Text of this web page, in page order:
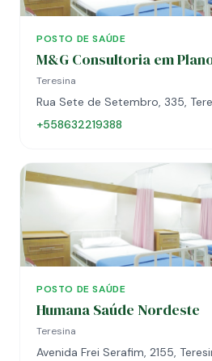
POSTO DE SAÚDE
M&G Consultoria em
Teresina
Rua Sete de Setembro, 335,
+558632219388
POSTO DE SAÚDE
Humana Saúde Nordeste
Teresina
Avenida Frei Serafim, 2155,